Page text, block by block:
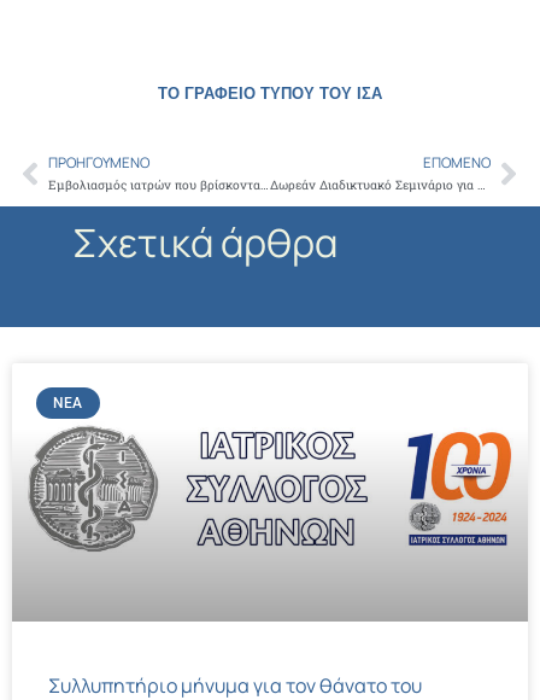
ΤΟ ΓΡΑΦΕΙΟ ΤΥΠΟΥ ΤΟΥ ΙΣΑ
Prev
ΠΡΟΗΓΟΎΜΕΝΟ
Εμβολιασμός ιατρών που βρίσκονται σε αναμονή για αγροτικό
ΕΠΌΜΕΝΟ
Δωρεάν Διαδικτυακό Σεμινάριο για το αλκοόλ για γονείς και εκπαιδευτικούς, υπό την αιγίδα του ΙΣΑ
Σχετικά άρθρα
ΝΈΑ
Συλλυπητήριο μήνυμα για τον θάνατο του